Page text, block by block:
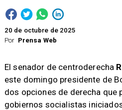
Por Prensa Web
20 de octubre de 2025
El senador de centroderecha
este domingo presidente de
dos opciones de derecha que
gobiernos socialistas